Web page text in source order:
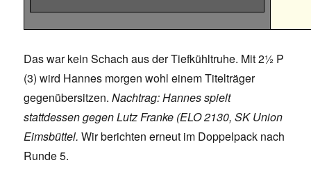
Das war kein Schach aus der Tiefkühltruhe. Mit 2½ P
(3) wird Hannes morgen wohl einem Titelträger
gegenübersitzen.Nachtrag: Hannes spielt
stattdessen gegen Lutz Franke (ELO 2130, SK Union
Eimsbüttel. Wir berichten erneut im Doppelpack nach
Runde 5.